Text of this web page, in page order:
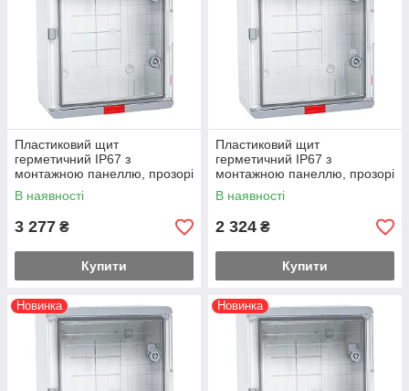
Якщо місце встановлення передбачає можливість контакту з
водою вище рівня звичайного дощу, вибирайте IP67.
Пластиковий щит
герметичний IP67 з
монтажною панеллю, прозорі
дверцята, 400х500х240
В наявності
3 277 ₴
Купити
Пластиковий щит
герметичний IP67 з
монтажною панеллю, прозорі
дверцята, 400х500х180
В наявності
2 324 ₴
Купити
Новинка Новинка